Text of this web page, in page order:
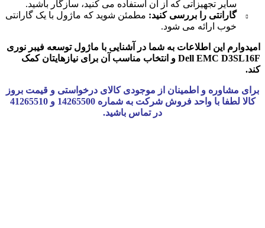
سایر تجهیزاتی که از آن استفاده می کنید، سازگار باشید.
گارانتی را بررسی کنید: مطمئن شوید که ماژول با یک گارانتی
خوب ارائه می شود.
امیدوارم این اطلاعات به شما در آشنایی با ماژول توسعه فیبر نوری
Dell EMC D3SL16F و انتخاب مناسب آن برای نیازهایتان کمک
کند.
برای مشاوره و اطمینان از موجودی کالای درخواستی و قیمت بروز
کالا لطفا با واحد فروش شرکت به شماره 14265500 و 41265510
در تماس باشید.